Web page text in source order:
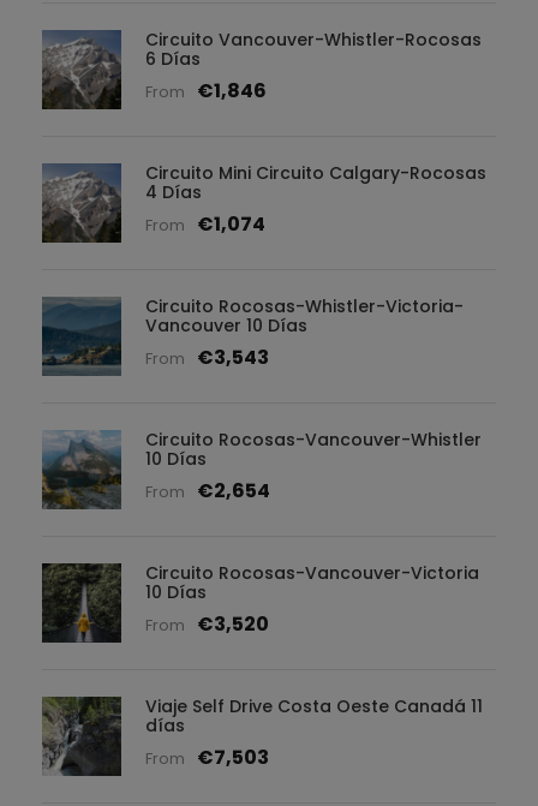
Circuito Vancouver-Whistler-Rocosas
6 Días
From €1,846
Circuito Mini Circuito Calgary-Rocosas
4 Días
From €1,074
Circuito Rocosas-Whistler-Victoria-
Vancouver 10 Días
From €3,543
Circuito Rocosas-Vancouver-Whistler
10 Días
From €2,654
Circuito Rocosas-Vancouver-Victoria
10 Días
From €3,520
Viaje Self Drive Costa Oeste Canadá 11
días
From €7,503